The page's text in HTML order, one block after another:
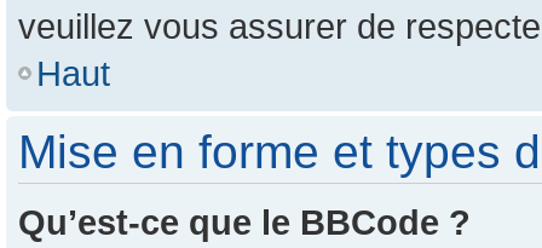
veuillez vous assurer de
Haut
Mise en forme et types
Qu’est-ce que le BBCode ?